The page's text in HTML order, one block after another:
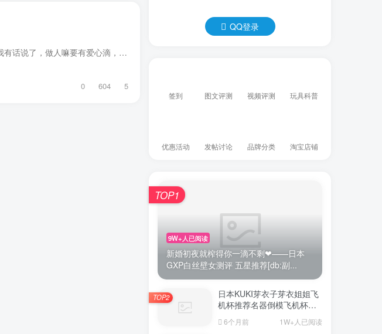
这个问题做为资深撸友看到这个撸友的疑问有些坐不住了，我有话说了，做人嘛要有爱心滴，要懂分享毕竟独乐了不如众乐乐。。。。其实飞机杯不管是国产还是其他国生产的，我们追求的也就在适合用...
0 604 5
QQ登录
签到 图文评测 视频评测 玩具科普
优惠活动 发帖讨论 品牌分类 淘宝店铺
9W+人已阅读
新婚初夜就榨得你一滴不剩❤——日本
GXP白丝壁女测评 五星推荐[db:副...
TOP1
日本KUKI芽衣子芽衣姐姐飞
机杯推荐名器倒模飞机杯测
6个月前 1W+人已阅读
TOP2